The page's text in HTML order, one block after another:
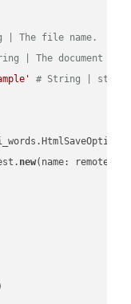
| The file name.
| The document
# String |
new(name: